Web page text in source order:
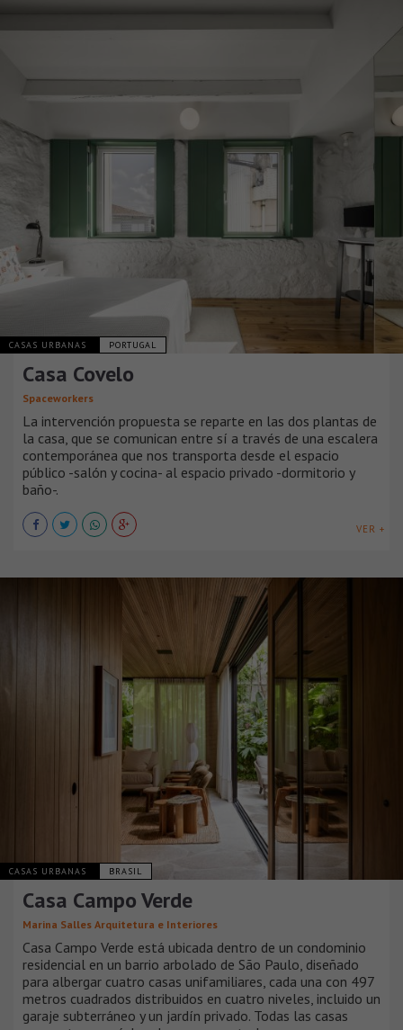
CASAS URBANAS PORTUGAL
Casa Covelo
Spaceworkers
La intervención propuesta se reparte en las dos plantas de
la casa, que se comunican entre sí a través de una escalera
contemporánea que nos transporta desde el espacio
público -salón y cocina- al espacio privado -dormitorio y
baño-.
VER +
CASAS URBANAS BRASIL
Casa Campo Verde
Marina Salles Arquitetura e Interiores
Casa Campo Verde está ubicada dentro de un condominio
residencial en un barrio arbolado de São Paulo, diseñado
para albergar cuatro casas unifamiliares, cada una con 497
metros cuadrados distribuidos en cuatro niveles, incluido un
garaje subterráneo y un jardín privado. Todas las casas